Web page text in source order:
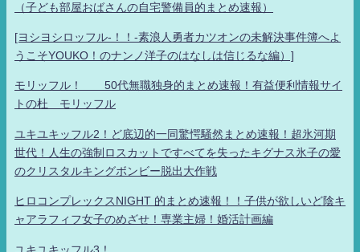
（子ども部屋おばさんの自宅警備員的まとめ速報）
[ヨシヨシロッフル-！！-素浪人勇者カツオンの未解決事件簿へよ
うこそYOUKO！のナンノ洋子のはなしは信じるな編）]
モリッフル！ 50代無職独身的まとめ速報！有益便利情報サイ
トの杜 モリッフル
ユキユキッフル2！ど底辺的一同驚愕騒然まとめ速報！超氷河期
世代！人生の強制ロスカットですべてを失ったキグナス氷子の愛
のクリスタルキングボンビー脱出大作戦
ヒロコンプレックスNIGHT 的まとめ速報！！子供が欲しいど陰キ
ャアラフィフ女子のめざせ！専業主婦！婚活計画編
ユキユキッフル3！